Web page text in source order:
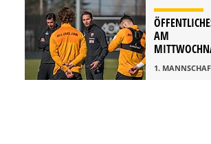
AM
1.